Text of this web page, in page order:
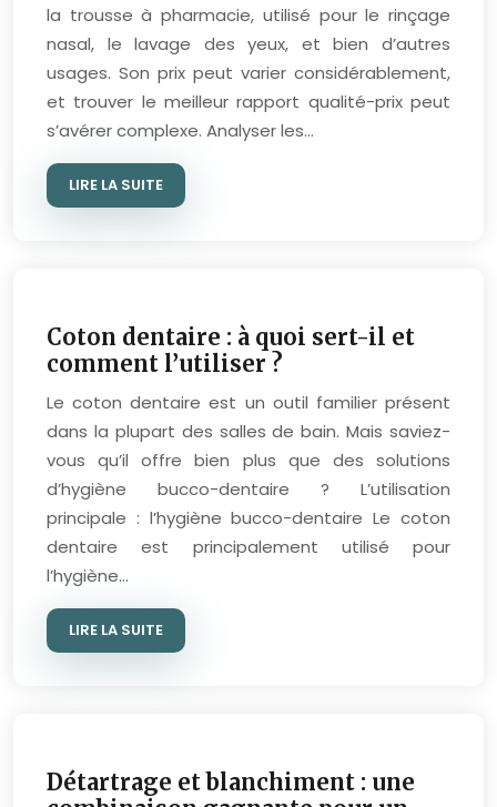
la trousse à pharmacie, utilisé pour le rinçage
nasal, le lavage des yeux, et bien d’autres
usages. Son prix peut varier considérablement,
et trouver le meilleur rapport qualité-prix peut
s’avérer complexe. Analyser les…
LIRE LA SUITE
Coton dentaire : à quoi sert-il et
comment l’utiliser ?
Le coton dentaire est un outil familier présent
dans la plupart des salles de bain. Mais saviez-
vous qu’il offre bien plus que des solutions
d’hygiène bucco-dentaire ? L’utilisation
principale : l’hygiène bucco-dentaire Le coton
dentaire est principalement utilisé pour
l’hygiène…
LIRE LA SUITE
Détartrage et blanchiment : une